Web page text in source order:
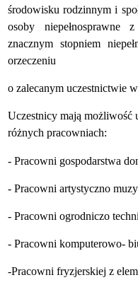
środowisku rodzinnym i
osoby niepełnosprawne
znacznym stopniem
orzeczeniu
o zalecanym uczestnictwie
Uczestnicy mają możliwość
różnych pracowniach:
- Pracowni gospodarstwa
- Pracowni artystyczno
- Pracowni ogrodniczo
- Pracowni komputerowo-
-Pracowni fryzjerskiej z